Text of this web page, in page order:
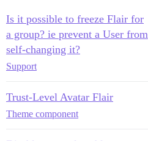
Is it possible to freeze Flair for
a group? ie prevent a User from
self-changing it?
Support
Trust-Level Avatar Flair
Theme component